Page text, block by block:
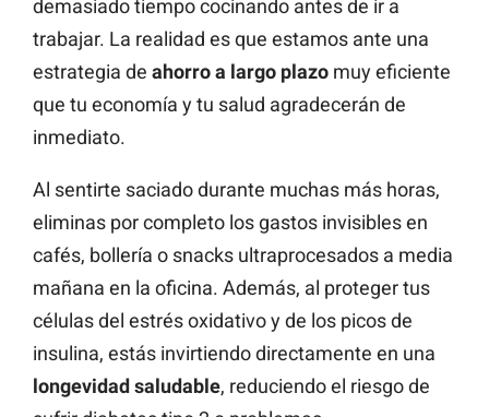
demasiado tiempo cocinando antes de ir a
trabajar. La realidad es que estamos ante una
estrategia de ahorro a largo plazo muy eficiente
que tu economía y tu salud agradecerán de
inmediato.
Al sentirte saciado durante muchas más horas,
eliminas por completo los gastos invisibles en
cafés, bollería o snacks ultraprocesados a media
mañana en la oficina. Además, al proteger tus
células del estrés oxidativo y de los picos de
insulina, estás invirtiendo directamente en una
longevidad saludable, reduciendo el riesgo de